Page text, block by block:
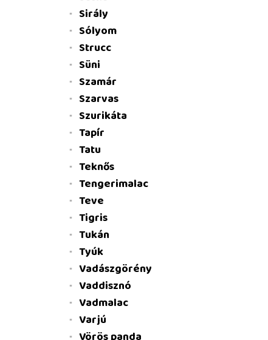
Sirály
Sólyom
Strucc
Süni
Szamár
Szarvas
Szurikáta
Tapír
Tatu
Teknős
Tengerimalac
Teve
Tigris
Tukán
Tyúk
Vadászgörény
Vaddisznó
Vadmalac
Varjú